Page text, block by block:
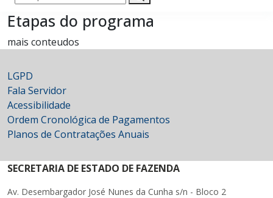
por:
Etapas do programa
mais conteudos
LGPD
Fala Servidor
Acessibilidade
Ordem Cronológica de Pagamentos
Planos de Contratações Anuais
SECRETARIA DE ESTADO DE FAZENDA
Av. Desembargador José Nunes da Cunha s/n - Bloco 2